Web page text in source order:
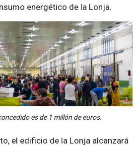
energético de la Lonja.
es de 1 millón de euros.
el edificio de la Lonja alcanzará